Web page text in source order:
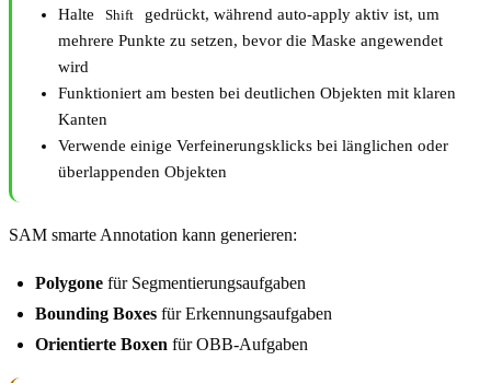
Halte
Shift
gedrückt, während auto-apply aktiv ist, um
mehrere Punkte zu setzen, bevor die Maske angewendet
wird
Funktioniert am besten bei deutlichen Objekten mit klaren
Kanten
Verwende einige Verfeinerungsklicks bei länglichen oder
überlappenden Objekten
SAM smarte Annotation kann generieren:
Polygone für Segmentierungsaufgaben
Bounding Boxes für Erkennungsaufgaben
Orientierte Boxen für OBB-Aufgaben